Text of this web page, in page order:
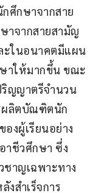
ศึกษาจากสาย
าจากสายสามัญ
ะในอนาคตมีแผน
าให้มากขึ้น ขณะ
ญญาตรีจำนวน
ผลิตบัณฑิตนัก
งผู้เรียนอย่าง
าชีวศึกษา ซึ่ง
ชาญเฉพาะทาง
สำเร็จการ